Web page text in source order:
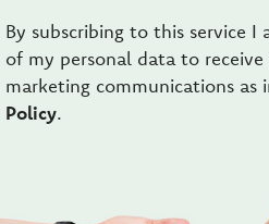
By subscribing to this service I
of my personal data to
marketing communications as
Policy.